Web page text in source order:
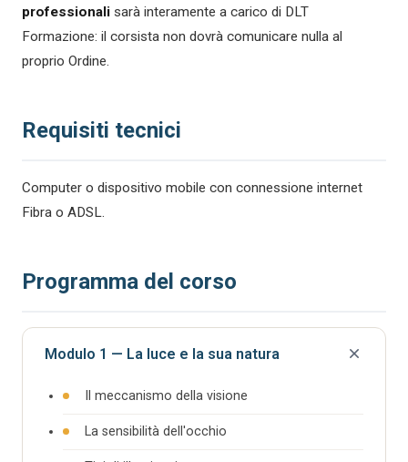
professionali sarà interamente a carico di DLT
Formazione: il corsista non dovrà comunicare nulla al
proprio Ordine.
Requisiti tecnici
Computer o dispositivo mobile con connessione internet
Fibra o ADSL.
Programma del corso
Modulo 1 — La luce e la sua natura
Il meccanismo della visione
La sensibilità dell'occhio